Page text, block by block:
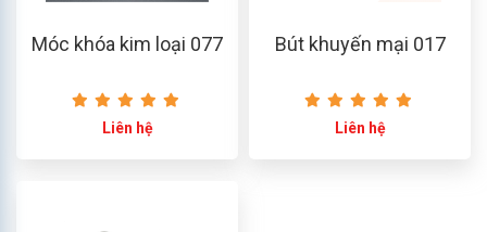
Móc khóa kim loại 077
Liên hệ
Bút khuyến mại 017
Liên hệ